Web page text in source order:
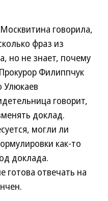
говорила,
фраз из
но не знает, почему
Филиппчук
Улюкаев
говорит,
доклад.
могли ли
как-то
доклада.
готова отвечать на